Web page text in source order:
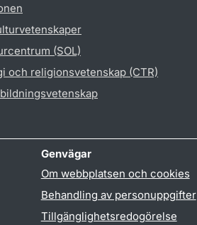
(SOL)
och religionsvetenskap (CTR)
Genvägar
Om webbplatsen och cookies
Behandling av personuppgifter
Tillgänglighetsredogörelse